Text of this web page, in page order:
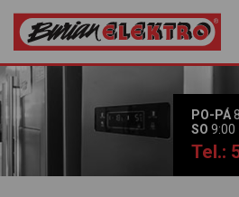
PO-PÁ
SO 9:00
Tel.: